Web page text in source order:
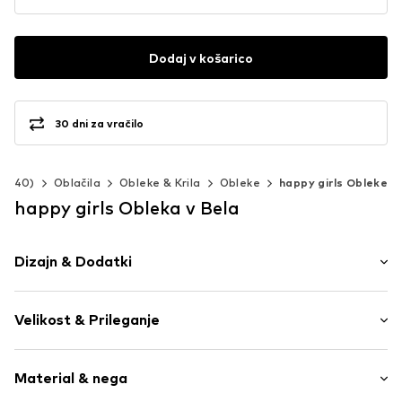
Dodaj v košarico
30 dni za vračilo
140) Oblačila Obleke & Krila Obleke happy girls Obleke
happy girls Obleka v Bela
Dizajn & Dodatki
Široke naramnice
Okrogel izrez
Bleščice
Velikost & Prileganje
Dolžina: Do kolen
Material & nega